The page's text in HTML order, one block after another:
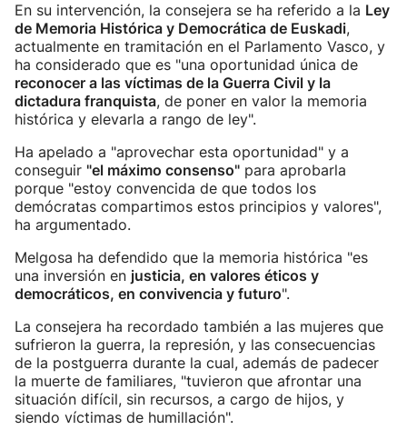
En su intervención, la consejera se ha referido a la Ley
de Memoria Histórica y Democrática de Euskadi,
actualmente en tramitación en el Parlamento Vasco, y
ha considerado que es "una oportunidad única de
reconocer a las víctimas de la Guerra Civil y la
dictadura franquista, de poner en valor la memoria
histórica y elevarla a rango de ley".
Ha apelado a "aprovechar esta oportunidad" y a
conseguir "el máximo consenso" para aprobarla
porque "estoy convencida de que todos los
demócratas compartimos estos principios y valores",
ha argumentado.
Melgosa ha defendido que la memoria histórica "es
una inversión en justicia, en valores éticos y
democráticos, en convivencia y futuro".
La consejera ha recordado también a las mujeres que
sufrieron la guerra, la represión, y las consecuencias
de la postguerra durante la cual, además de padecer
la muerte de familiares, "tuvieron que afrontar una
situación difícil, sin recursos, a cargo de hijos, y
siendo víctimas de humillación".